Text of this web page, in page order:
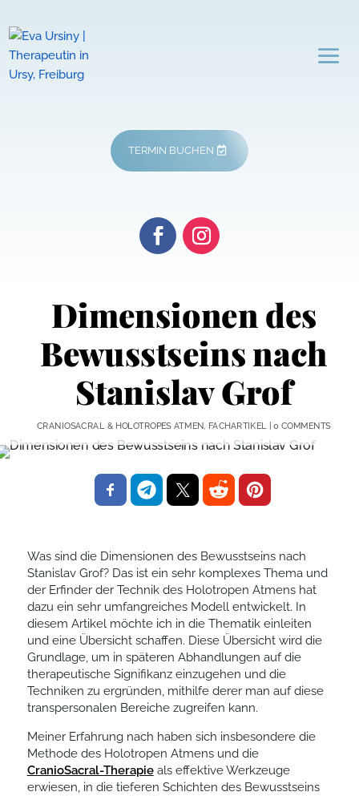
TERMIN BUCHEN
Dimensionen des
Bewusstseins nach
Stanislav Grof
CRANIOSACRAL & HOLOTROPES ATMEN, FACHARTIKEL|0 COMMENTS
Was sind die Dimensionen des Bewusstseins nach
Stanislav Grof? Das ist ein sehr komplexes Thema und
der Erfinder der Technik des Holotropen Atmens hat
dazu ein sehr umfangreiches Modell entwickelt. In
diesem Artikel möchte ich in die Thematik einleiten
und eine Übersicht schaffen. Diese Übersicht wird die
Grundlage, um in späteren Abhandlungen auf die
therapeutische Signifikanz einzugehen und die
Techniken zu ergründen, mithilfe derer man auf diese
transpersonalen Bereiche zugreifen kann.
Meiner Erfahrung nach haben sich insbesondere die
Methode des Holotropen Atmens und die
CranioSacral-Therapieals effektive Werkzeuge
erwiesen, in die tieferen Schichten des Bewusstseins